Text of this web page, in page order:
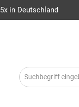
5x in Deutschland